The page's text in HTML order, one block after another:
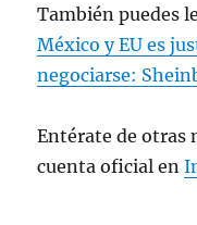
April 28,
También puedes
México y EU es
negociarse:
Entérate de otras
cuenta oficial en